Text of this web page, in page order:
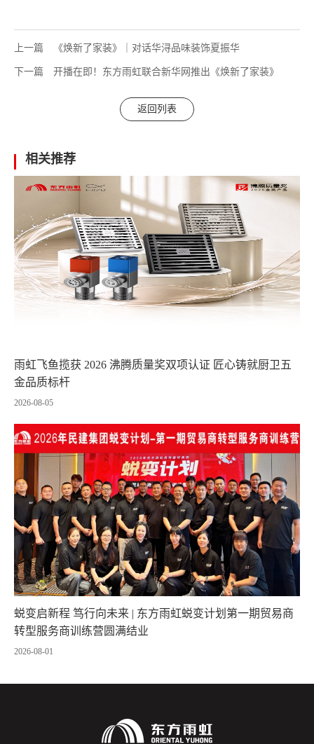
上一篇 《焕新了家装》｜对话华浔品味装饰夏振华
下一篇 开播在即！东方雨虹联合新华网推出《焕新了家装》
返回列表
相关推荐
雨虹飞鱼揽获 2026 沸腾质量奖双项认证 匠心铸就厨卫五
金品质标杆
2026-08-05
蜕变启新程 笃行向未来 | 东方雨虹蜕变计划第一期贸易商
转型服务商训练营圆满结业
2026-08-01